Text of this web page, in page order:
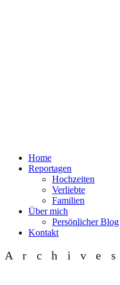
Home
Reportagen
Hochzeiten
Verliebte
Familien
Über mich
Persönlicher Blog
Kontakt
Archives